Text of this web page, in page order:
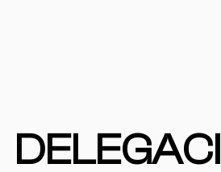
DELEGACI